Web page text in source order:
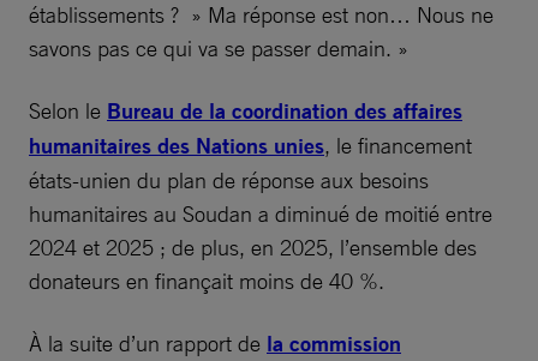
établissements ? » Ma réponse est non… Nous ne
savons pas ce qui va se passer demain. »
Selon le Bureau de la coordination des affaires
humanitaires des Nations unies, le financement
états-unien du plan de réponse aux besoins
humanitaires au Soudan a diminué de moitié entre
2024 et 2025 ; de plus, en 2025, l’ensemble des
donateurs en finançait moins de 40 %.
À la suite d’un rapport de la commission